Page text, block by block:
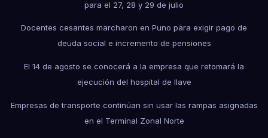
para el 27, 28 y 29 de julio
Docentes cesantes marcharon en Puno para exigir pago de
deuda social e incremento de pensiones
El 14 de agosto se conocerá a la empresa que retomará la
ejecución del hospital de Ilave
Empresas de transporte continúan sin usar las rampas asignadas
en el Terminal Zonal Norte